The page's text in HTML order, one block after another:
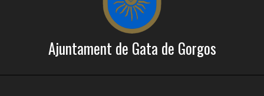
Ajuntament de Gata de Gorgos